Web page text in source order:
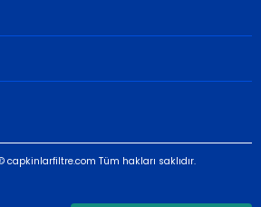
capkinlarfiltre.com Tüm hakları saklıdır.